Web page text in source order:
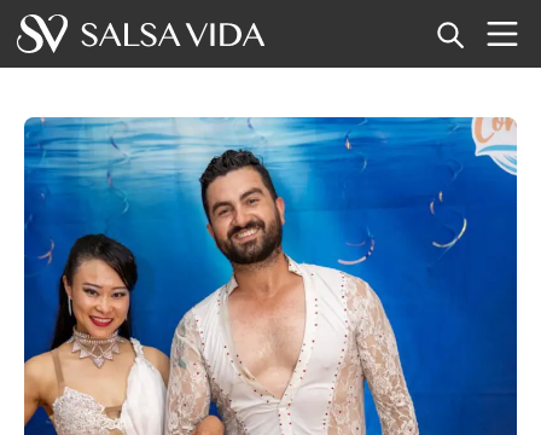
Eventi
Articoli
Video
Glossario della salsa